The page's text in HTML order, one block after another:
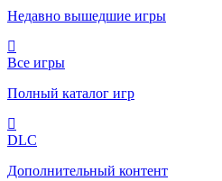
Недавно вышедшие игры
Все игры
Полный каталог игр
DLC
Дополнительный контент